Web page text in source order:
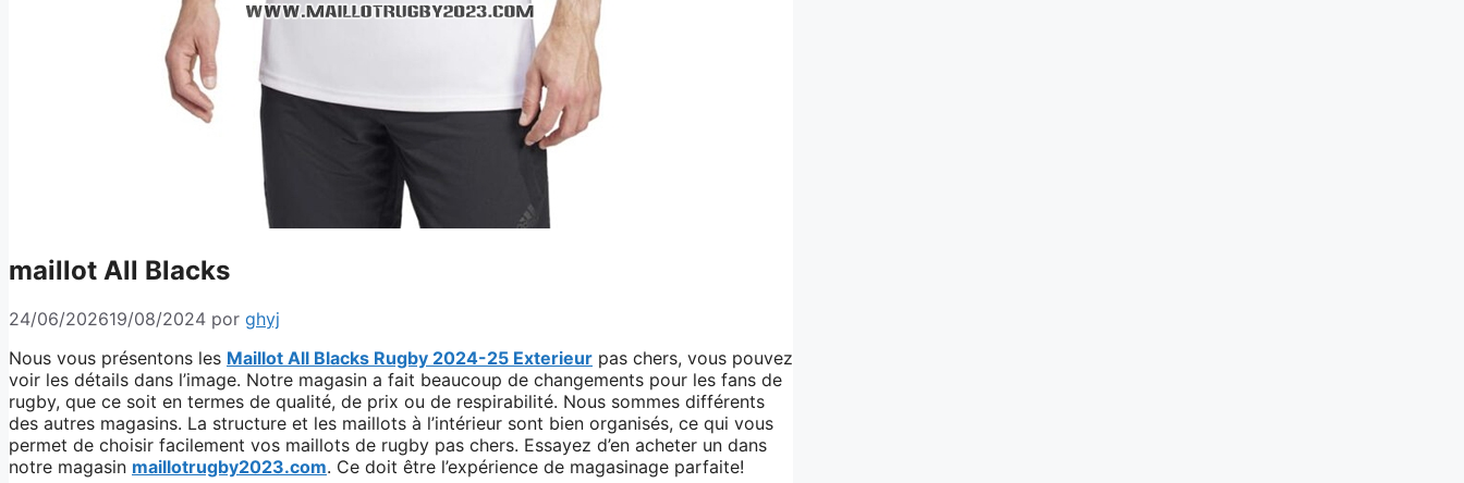
maillot All Blacks
24/06/202619/08/2024 por ghyj
Nous vous présentons les Maillot All Blacks Rugby 2024-25 Exterieur pas chers, vous pouvez
voir les détails dans l’image. Notre magasin a fait beaucoup de changements pour les fans de
rugby, que ce soit en termes de qualité, de prix ou de respirabilité. Nous sommes différents
des autres magasins. La structure et les maillots à l’intérieur sont bien organisés, ce qui vous
permet de choisir facilement vos maillots de rugby pas chers. Essayez d’en acheter un dans
notre magasin maillotrugby2023.com. Ce doit être l’expérience de magasinage parfaite!